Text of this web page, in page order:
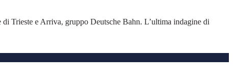
Trieste e Arriva, gruppo Deutsche Bahn. L’ultima indagine di